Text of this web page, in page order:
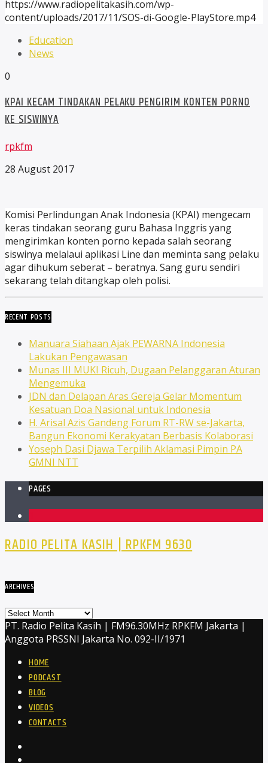
https://www.radiopelitakasih.com/wp-
content/uploads/2017/11/SOS-di-Google-PlayStore.mp4
Education
News
0
KPAI KECAM TINDAKAN PELAKU PENGIRIM KONTEN PORNO
KE SISWINYA
rpkfm
28 August 2017
Komisi Perlindungan Anak Indonesia (KPAI) mengecam
keras tindakan seorang guru Bahasa Inggris yang
mengirimkan konten porno kepada salah seorang
siswinya melalaui aplikasi Line dan meminta sang pelaku
agar dihukum seberat – beratnya. Sang guru sendiri
sekarang telah ditangkap oleh polisi.
RECENT POSTS
Manuara Siahaan Ajak PEWARNA Indonesia
Lakukan Pengawasan
Munas III MUKI Ricuh, Dugaan Pelanggaran Aturan
Mengemuka
JDN dan Delapan Aras Gereja Gelar Momentum
Kesatuan Doa Nasional untuk Indonesia
H. Arisal Azis Gandeng Forum RT-RW se-Jakarta,
Bangun Ekonomi Kerakyatan Berbasis Kolaborasi
Yoseph Dasi Djawa Terpilih Aklamasi Pimpin PA
GMNI NTT
PAGES
RADIO PELITA KASIH | RPKFM 9630
ARCHIVES
Archives
PT. Radio Pelita Kasih | FM96.30MHz RPKFM Jakarta |
Anggota PRSSNI Jakarta No. 092-II/1971
HOME
PODCAST
BLOG
VIDEOS
CONTACTS